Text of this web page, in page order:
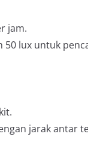
jam.
50 lux untuk
jarak antar